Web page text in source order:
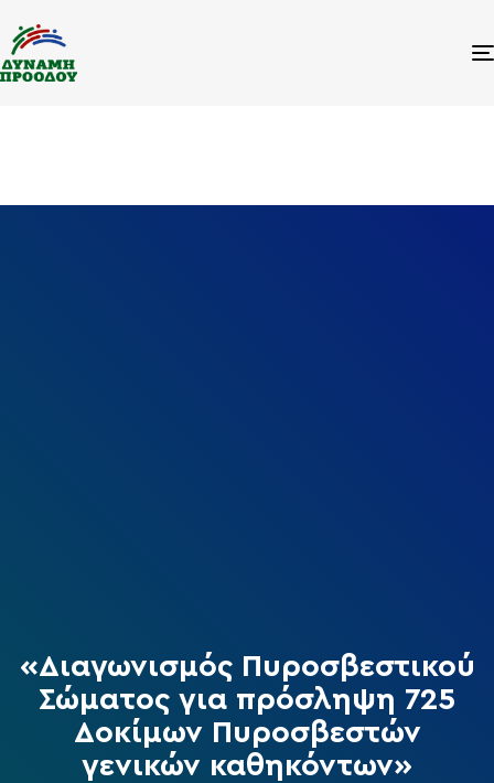
«Διαγωνισμός Πυροσβεστικού
Σώματος για πρόσληψη 725
Δοκίμων Πυροσβεστών
γενικών καθηκόντων»